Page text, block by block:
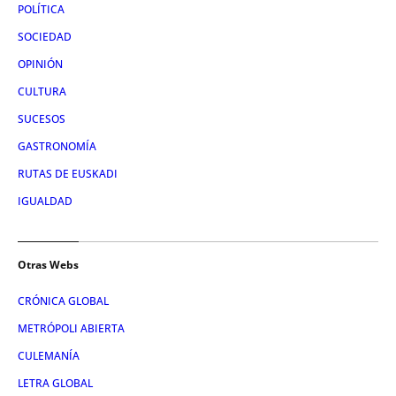
POLÍTICA
SOCIEDAD
OPINIÓN
CULTURA
SUCESOS
GASTRONOMÍA
RUTAS DE EUSKADI
IGUALDAD
Otras Webs
CRÓNICA GLOBAL
METRÓPOLI ABIERTA
CULEMANÍA
LETRA GLOBAL